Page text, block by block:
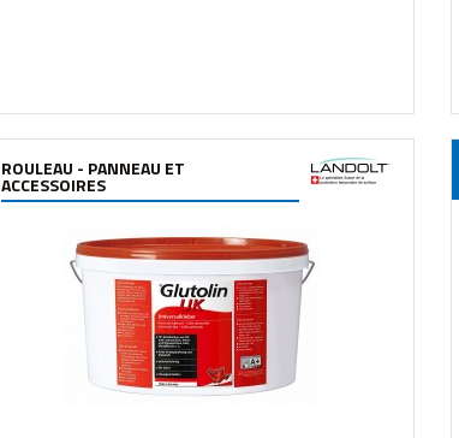
ROULEAU - PANNEAU ET
ACCESSOIRES